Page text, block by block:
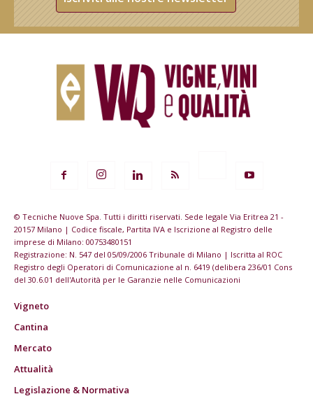
© Tecniche Nuove Spa. Tutti i diritti riservati. Sede legale Via Eritrea 21 -
20157 Milano | Codice fiscale, Partita IVA e Iscrizione al Registro delle
imprese di Milano: 00753480151
Registrazione: N. 547 del 05/09/2006 Tribunale di Milano | Iscritta al ROC
Registro degli Operatori di Comunicazione al n. 6419 (delibera 236/01 Cons
del 30.6.01 dell'Autorità per le Garanzie nelle Comunicazioni
Vigneto
Cantina
Mercato
Attualità
Legislazione & Normativa